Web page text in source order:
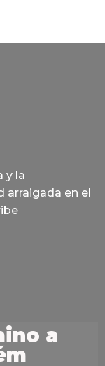
y la
arraigada en el
a